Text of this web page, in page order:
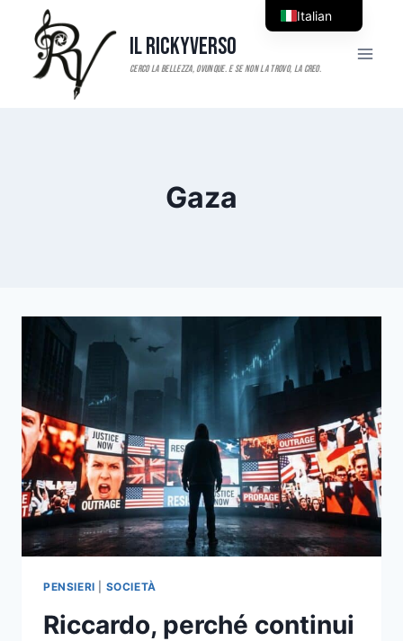
contenuto
Il RickyVerso
Gaza
PENSIERI SOCIETÀ
Riccardo, perché continui
Italian